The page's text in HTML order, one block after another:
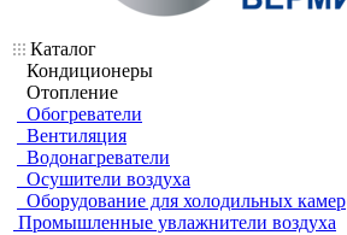
Каталог
Кондиционеры
Отопление
Обогреватели
Вентиляция
Водонагреватели
Осушители воздуха
Оборудование для холодильных камер
Промышленные увлажнители воздуха